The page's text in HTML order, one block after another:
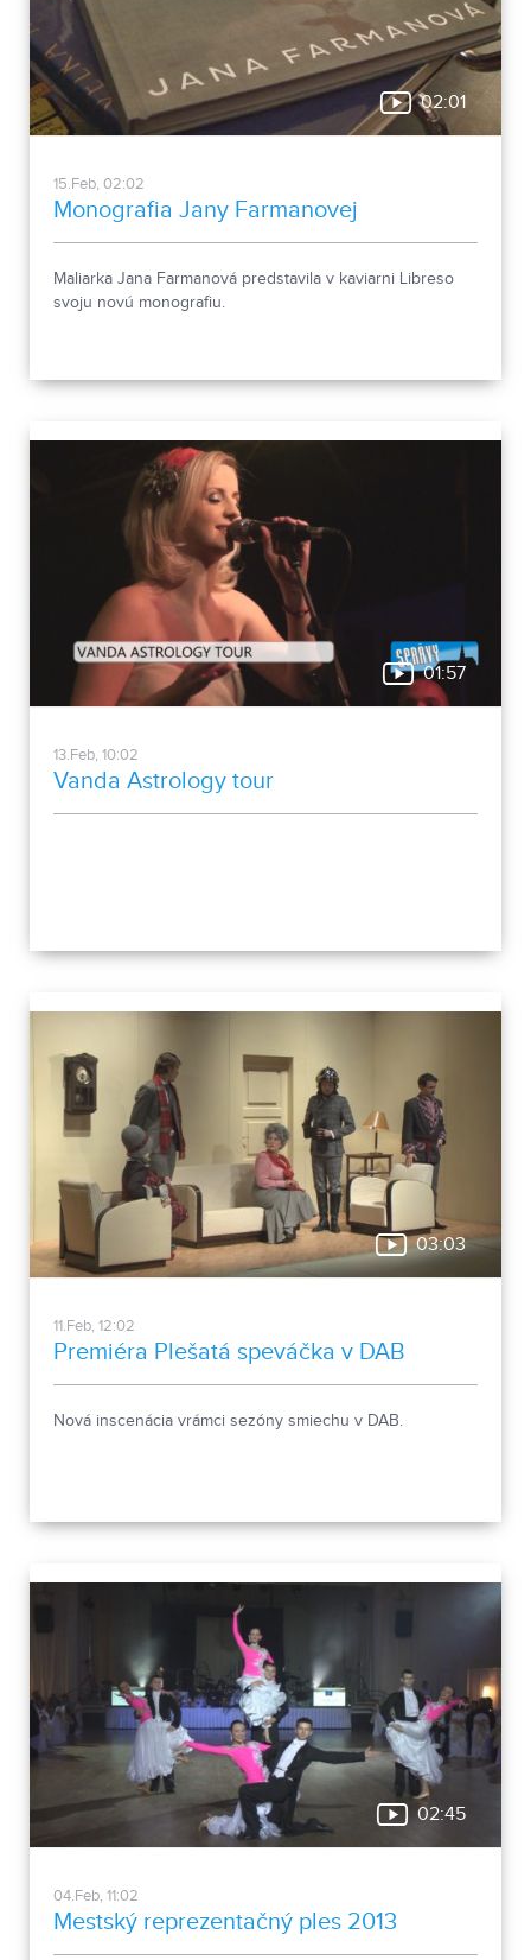
02:01
15.Feb, 02:02
Monografia Jany Farmanovej
Maliarka Jana Farmanová predstavila v kaviarni Libreso
svoju novú monografiu.
01:57
13.Feb, 10:02
Vanda Astrology tour
03:03
11.Feb, 12:02
Premiéra Plešatá speváčka v DAB
Nová inscenácia vrámci sezóny smiechu v DAB.
02:45
04.Feb, 11:02
Mestský reprezentačný ples 2013